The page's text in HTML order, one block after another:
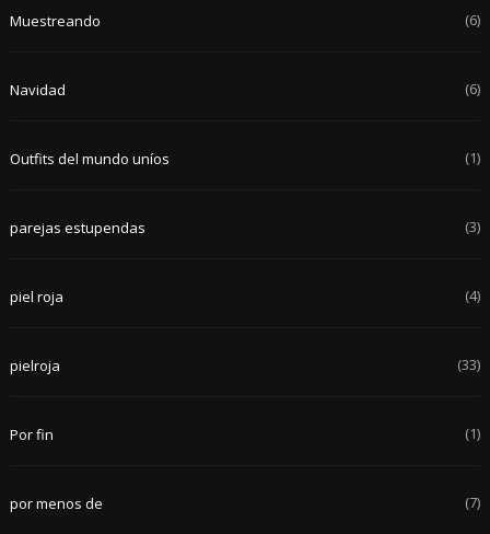
Muestreando (6)
Navidad (6)
Outfits del mundo uníos (1)
parejas estupendas (3)
piel roja (4)
pielroja (33)
Por fin (1)
por menos de (7)